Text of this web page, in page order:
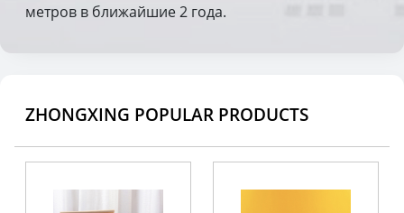
метров в ближайшие 2 года.
ZHONGXING POPULAR PRODUCTS